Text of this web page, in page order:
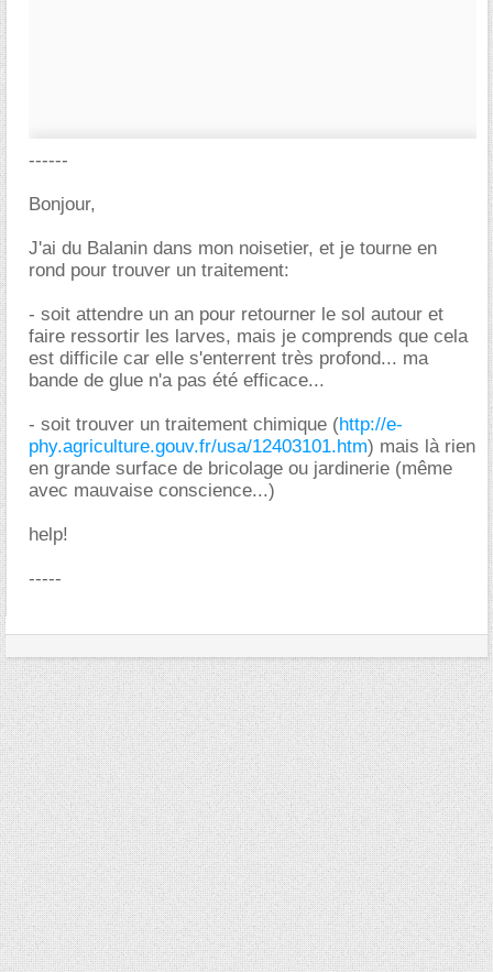
------
Bonjour,
J'ai du Balanin dans mon noisetier, et je tourne en
rond pour trouver un traitement:
- soit attendre un an pour retourner le sol autour et
faire ressortir les larves, mais je comprends que cela
est difficile car elle s'enterrent très profond... ma
bande de glue n'a pas été efficace...
- soit trouver un traitement chimique (http://e-
phy.agriculture.gouv.fr/usa/12403101.htm) mais là rien
en grande surface de bricolage ou jardinerie (même
avec mauvaise conscience...)
help!
-----